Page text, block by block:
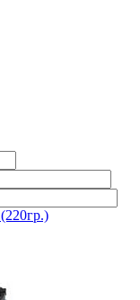
(220гр.)